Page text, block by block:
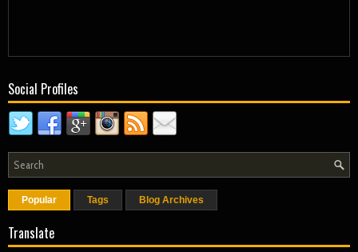
Social Profiles
Popular Tags Blog Archives
Translate